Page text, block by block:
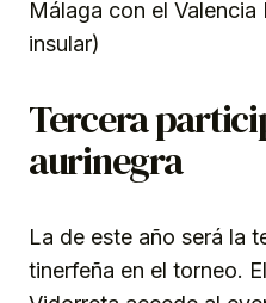
Málaga con el Valencia
insular)
Tercera
aurinegra
La de este año será la
tinerfeña en el torneo.